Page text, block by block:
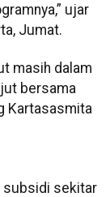
ujar
Jumat.
masih dalam
bersama
Kartasasmita
subsidi sekitar